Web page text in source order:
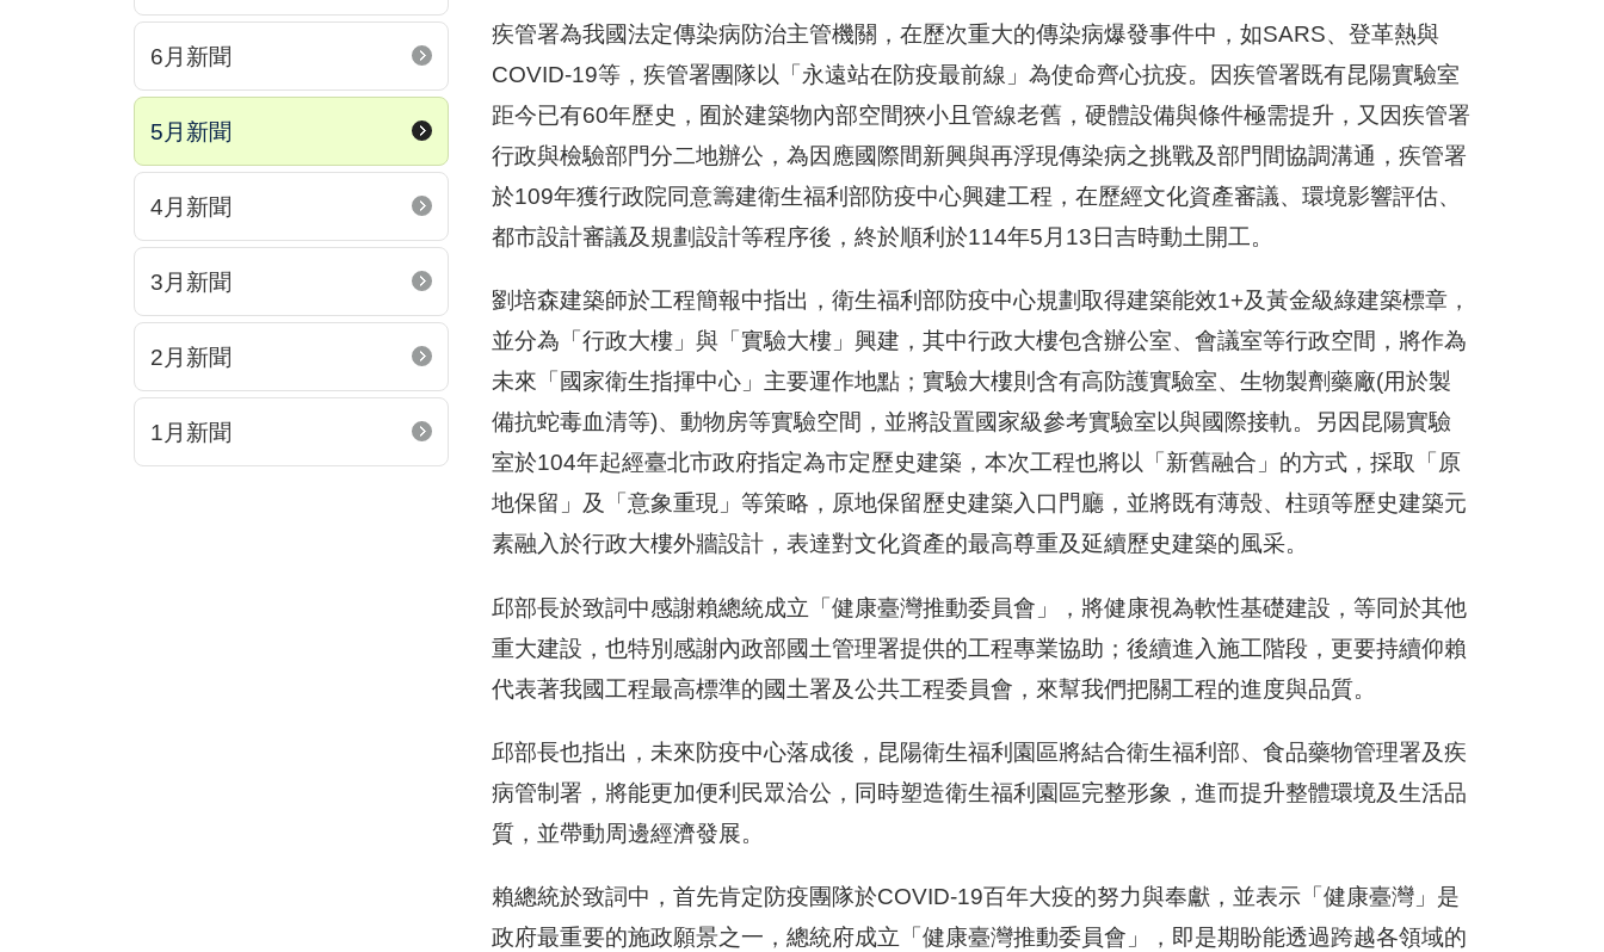
6月新聞
5月新聞
4月新聞
3月新聞
2月新聞
1月新聞
疾管署為我國法定傳染病防治主管機關，在歷次重大的傳染病爆發事件中，如SARS、登革熱與
COVID-19等，疾管署團隊以「永遠站在防疫最前線」為使命齊心抗疫。因疾管署既有昆陽實驗室
距今已有60年歷史，囿於建築物內部空間狹小且管線老舊，硬體設備與條件極需提升，又因疾管署
行政與檢驗部門分二地辦公，為因應國際間新興與再浮現傳染病之挑戰及部門間協調溝通，疾管署
於109年獲行政院同意籌建衛生福利部防疫中心興建工程，在歷經文化資產審議、環境影響評估、
都市設計審議及規劃設計等程序後，終於順利於114年5月13日吉時動土開工。
劉培森建築師於工程簡報中指出，衛生福利部防疫中心規劃取得建築能效1+及黃金級綠建築標章，
並分為「行政大樓」與「實驗大樓」興建，其中行政大樓包含辦公室、會議室等行政空間，將作為
未來「國家衛生指揮中心」主要運作地點；實驗大樓則含有高防護實驗室、生物製劑藥廠(用於製
備抗蛇毒血清等)、動物房等實驗空間，並將設置國家級參考實驗室以與國際接軌。另因昆陽實驗
室於104年起經臺北市政府指定為市定歷史建築，本次工程也將以「新舊融合」的方式，採取「原
地保留」及「意象重現」等策略，原地保留歷史建築入口門廳，並將既有薄殼、柱頭等歷史建築元
素融入於行政大樓外牆設計，表達對文化資產的最高尊重及延續歷史建築的風采。
邱部長於致詞中感謝賴總統成立「健康臺灣推動委員會」，將健康視為軟性基礎建設，等同於其他
重大建設，也特別感謝內政部國土管理署提供的工程專業協助；後續進入施工階段，更要持續仰賴
代表著我國工程最高標準的國土署及公共工程委員會，來幫我們把關工程的進度與品質。
邱部長也指出，未來防疫中心落成後，昆陽衛生福利園區將結合衛生福利部、食品藥物管理署及疾
病管制署，將能更加便利民眾洽公，同時塑造衛生福利園區完整形象，進而提升整體環境及生活品
質，並帶動周邊經濟發展。
賴總統於致詞中，首先肯定防疫團隊於COVID-19百年大疫的努力與奉獻，並表示「健康臺灣」是
政府最重要的施政願景之一，總統府成立「健康臺灣推動委員會」，即是期盼能透過跨越各領域的